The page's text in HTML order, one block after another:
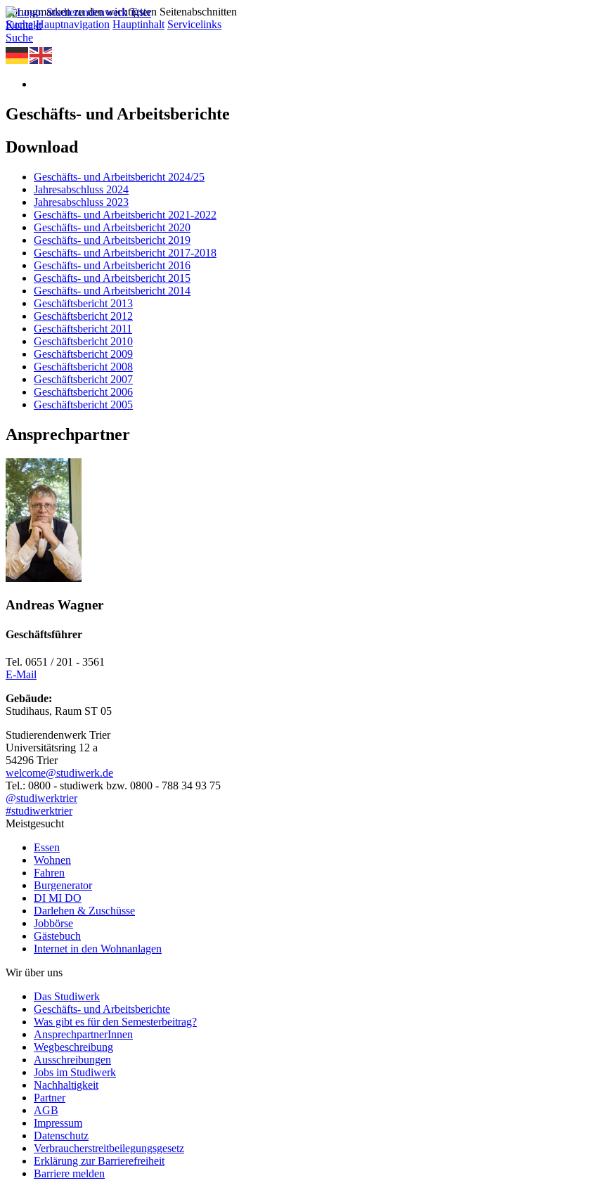
Sprungmarken zu den wichtigsten Seitenabschnitten
Suche Hauptnavigation Hauptinhalt Servicelinks
Kontakt
Suche
Geschäfts- und Arbeitsberichte
Download
Geschäfts- und Arbeitsbericht 2024/25
Jahresabschluss 2024
Jahresabschluss 2023
Geschäfts- und Arbeitsbericht 2021-2022
Geschäfts- und Arbeitsbericht 2020
Geschäfts- und Arbeitsbericht 2019
Geschäfts- und Arbeitsbericht 2017-2018
Geschäfts- und Arbeitsbericht 2016
Geschäfts- und Arbeitsbericht 2015
Geschäfts- und Arbeitsbericht 2014
Geschäftsbericht 2013
Geschäftsbericht 2012
Geschäftsbericht 2011
Geschäftsbericht 2010
Geschäftsbericht 2009
Geschäftsbericht 2008
Geschäftsbericht 2007
Geschäftsbericht 2006
Geschäftsbericht 2005
Ansprechpartner
Andreas Wagner
Geschäftsführer
Tel. 0651 / 201 - 3561
E-Mail
Gebäude:
Studihaus, Raum ST 05
Studierendenwerk Trier
Universitätsring 12 a
54296 Trier
welcome@studiwerk.de
Tel.: 0800 - studiwerk bzw. 0800 - 788 34 93 75
@studiwerktrier
#studiwerktrier
Meistgesucht
Essen
Wohnen
Fahren
Burgenerator
DI MI DO
Darlehen & Zuschüsse
Jobbörse
Gästebuch
Internet in den Wohnanlagen
Wir über uns
Das Studiwerk
Geschäfts- und Arbeitsberichte
Was gibt es für den Semesterbeitrag?
AnsprechpartnerInnen
Wegbeschreibung
Ausschreibungen
Jobs im Studiwerk
Nachhaltigkeit
Partner
AGB
Impressum
Datenschutz
Verbraucherstreitbeilegungsgesetz
Erklärung zur Barrierefreiheit
Barriere melden